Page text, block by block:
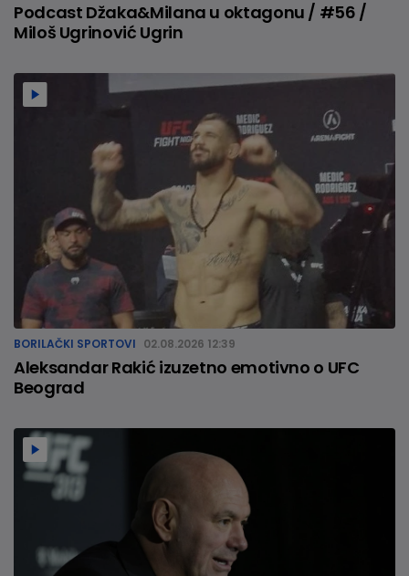
Podcast Džaka&Milana u oktagonu / #56 /
Miloš Ugrinović Ugrin
BORILAČKI SPORTOVI 02.08.2026 12:39
Aleksandar Rakić izuzetno emotivno o UFC
Beograd